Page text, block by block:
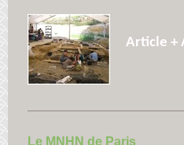
Article +
Le MNHN de Paris